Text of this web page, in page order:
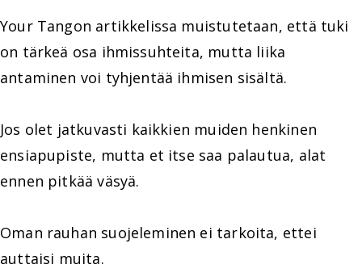
Your Tangon artikkelissa muistutetaan, että tuki
on tärkeä osa ihmissuhteita, mutta liika
antaminen voi tyhjentää ihmisen sisältä.
Jos olet jatkuvasti kaikkien muiden henkinen
ensiapupiste, mutta et itse saa palautua, alat
ennen pitkää väsyä.
Oman rauhan suojeleminen ei tarkoita, ettei
auttaisi muita.